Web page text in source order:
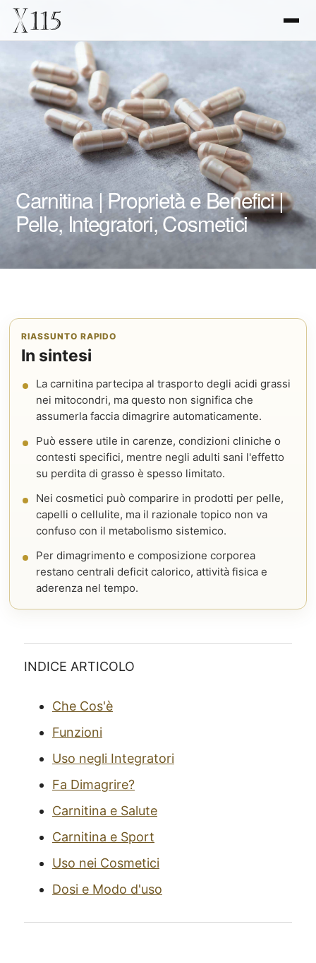
Carnitina | Proprietà e Benefici |
Pelle, Integratori, Cosmetici
RIASSUNTO RAPIDO
In sintesi
La carnitina partecipa al trasporto degli acidi grassi
nei mitocondri, ma questo non significa che
assumerla faccia dimagrire automaticamente.
Può essere utile in carenze, condizioni cliniche o
contesti specifici, mentre negli adulti sani l'effetto
su perdita di grasso è spesso limitato.
Nei cosmetici può comparire in prodotti per pelle,
capelli o cellulite, ma il razionale topico non va
confuso con il metabolismo sistemico.
Per dimagrimento e composizione corporea
restano centrali deficit calorico, attività fisica e
aderenza nel tempo.
INDICE ARTICOLO
Che Cos'è
Funzioni
Uso negli Integratori
Fa Dimagrire?
Carnitina e Salute
Carnitina e Sport
Uso nei Cosmetici
Dosi e Modo d'uso